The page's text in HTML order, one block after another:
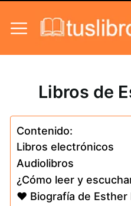
Libros de
Contenido:
Libros electrónicos
Audiolibros
¿Cómo leer y
❤️ Biografía de Esther